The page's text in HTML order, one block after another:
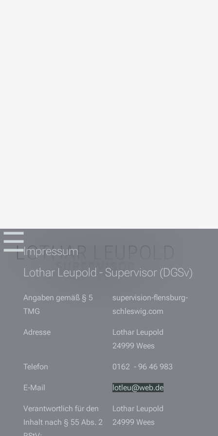
LOTHAR LEUPOLD
SUPERVISOR
DGSV
☰Impressum
Lothar Leupold - Supervisor (DGSv)
Angaben gemäß § 5
TMG
supervision-flensburg-
schleswig.com
Adresse
Lothar Leupold
24999 Wees
Telefon 0162 - 96 46 983
E-Mail lotleu@web.de
Verantwortlich für den
Inhalt nach § 55 Abs. 2
Lothar Leupold
24999 Wees